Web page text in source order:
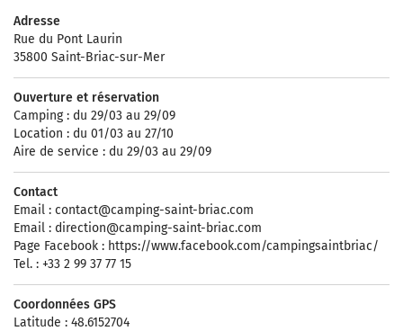
Adresse
Rue du Pont Laurin
35800 Saint-Briac-sur-Mer
Ouverture et réservation
Camping : du 29/03 au 29/09
Location : du 01/03 au 27/10
Aire de service : du 29/03 au 29/09
Contact
Email : contact@camping-saint-briac.com
Email : direction@camping-saint-briac.com
Page Facebook : https://www.facebook.com/campingsaintbriac/
Tel. : +33 2 99 37 77 15
Coordonnées GPS
Latitude : 48.6152704